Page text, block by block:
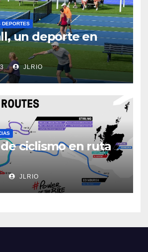
DEPORTES
un deporte en
JLRIO
ciclismo en ruta
JLRIO